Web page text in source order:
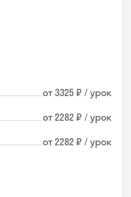
от 3325 ₽ / урок
от 2282 ₽ / урок
от 2282 ₽ / урок